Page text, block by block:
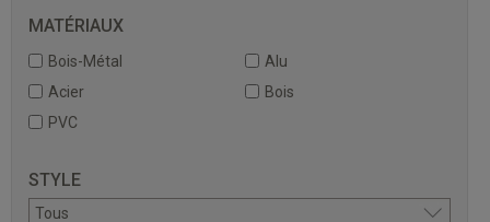
MATÉRIAUX
Bois-Métal
Alu
Acier
Bois
PVC
STYLE